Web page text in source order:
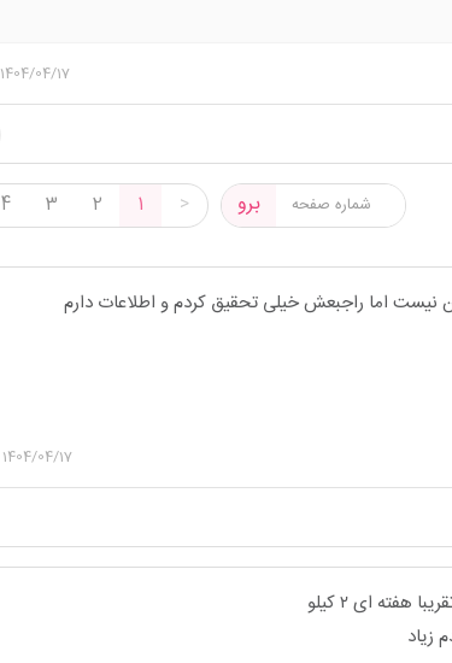
1404/04/17
>
1
2
3
4 برو
اما راجبعش خیلی تحقیق کردم و اطلاعات دارم
1404/04/17
ای ۲ کیلو
زیاد